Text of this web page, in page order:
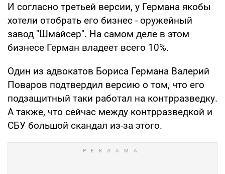
И согласно третьей версии, у Германа якобы
хотели отобрать его бизнес - оружейный
завод "Шмайсер". На самом деле в этом
бизнесе Герман владеет всего 10%.
Один из адвокатов Бориса Германа Валерий
Поваров подтвердил версию о том, что его
подзащитный таки работал на контрразведку.
А также, что сейчас между контрразведкой и
СБУ большой скандал из-за этого.